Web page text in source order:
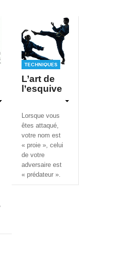
Techniques
L’art de
l’esquive
Lorsque vous
êtes attaqué,
votre nom est
« proie », celui
de votre
adversaire est
« prédateur ».